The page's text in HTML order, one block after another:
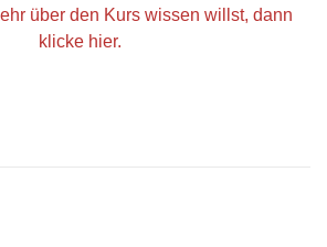
über den Kurs wissen willst, dann
klicke hier.